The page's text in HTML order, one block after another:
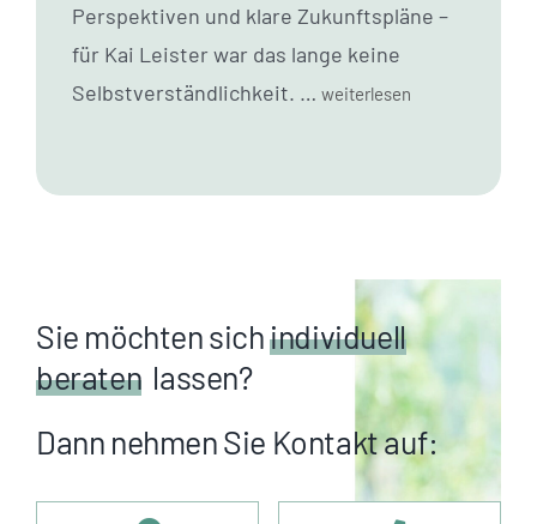
Perspektiven und klare Zukunftspläne –
für Kai Leister war das lange keine
Selbstverständlichkeit. … weiterlesen
Sie möchten sichindividuell
beraten lassen?
Dann nehmen Sie Kontakt auf: